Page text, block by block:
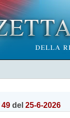
49 del 25-6-2026